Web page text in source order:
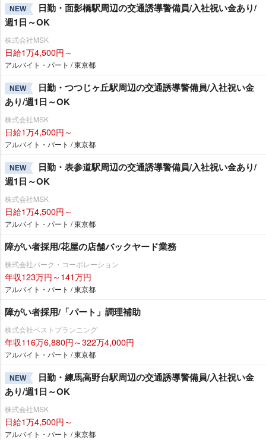
NEW
日勤・面影橋駅周辺の交通誘導警備員/入社祝い金あり/
週1日～OK
株式会社MSK
日給1万4,500円～
アルバイト・パート / 東京都
NEW
日勤・つつじヶ丘駅周辺の交通誘導警備員/入社祝い金
あり/週1日～OK
株式会社MSK
日給1万4,500円～
アルバイト・パート / 東京都
NEW
日勤・表参道駅周辺の交通誘導警備員/入社祝い金あり/
週1日～OK
株式会社MSK
日給1万4,500円～
アルバイト・パート / 東京都
障がい者採用/花屋の店舗バックヤード業務
株式会社パーク・コーポレーション
年収123万円～141万円
アルバイト・パート / 東京都
障がい者採用/「パート」調理補助
株式会社ベストプランニング
年収116万6,880円～322万4,000円
アルバイト・パート / 東京都
NEW
日勤・練馬高野台駅周辺の交通誘導警備員/入社祝い金
あり/週1日～OK
株式会社MSK
日給1万4,500円～
アルバイト・パート / 東京都